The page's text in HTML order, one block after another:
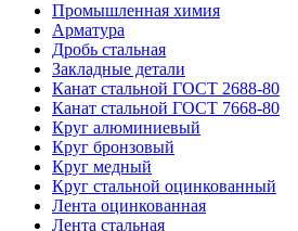
Промышленная химия
Арматура
Дробь стальная
Закладные детали
Канат стальной ГОСТ 2688-80
Канат стальной ГОСТ 7668-80
Круг алюминиевый
Круг бронзовый
Круг медный
Круг стальной оцинкованный
Лента оцинкованная
Лента стальная